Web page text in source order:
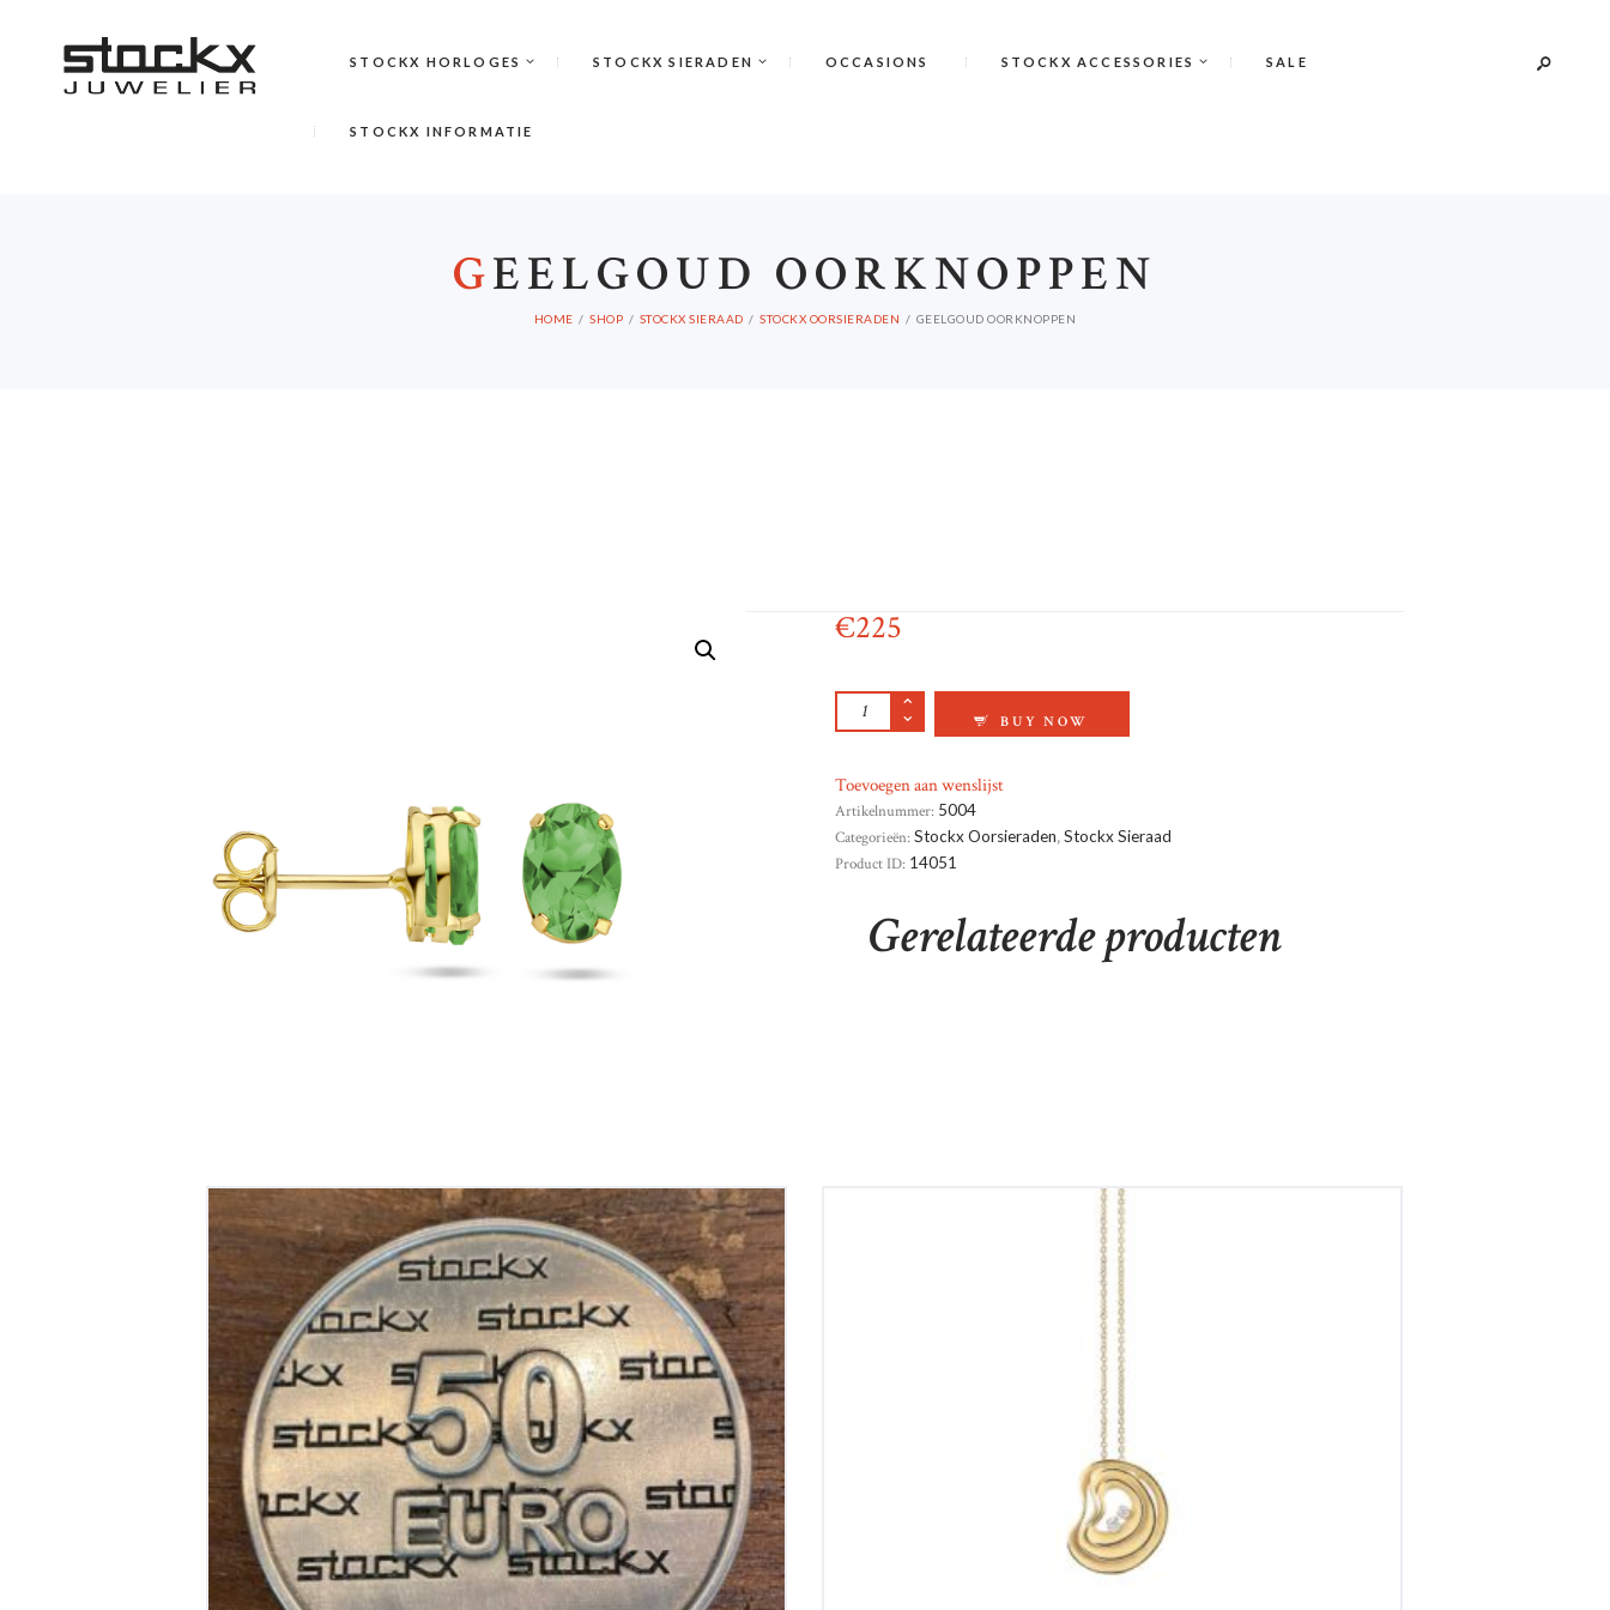
STOCKX HORLOGES STOCKX SIERADEN OCCASIONS STOCKX ACCESSORIES SALE
STOCKX INFORMATIE
GEELGOUD OORKNOPPEN
HOME SHOP STOCKX SIERAAD STOCKX OORSIERADEN GEELGOUD OORKNOPPEN
€225
GEELGOUD OORKNOPPEN AANTAL
BUY NOW
Toevoegen aan wenslijst
Artikelnummer: 5004
Categorieën: Stockx Oorsieraden,Stockx Sieraad
Product ID: 14051
Gerelateerde producten
Stockx juwelier Cadeau munt 50,-
€50
Annemaria Cammilli 18krt geelgouden hanger incl, collier
met briljant
2,270